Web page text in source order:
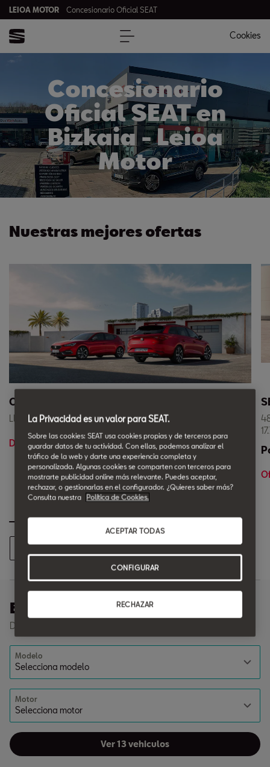
LEIOA MOTOR Concesionario Oficial SEAT
Cookies
Concesionario
Oficial SEAT en
Bizkaia - Leioa
Motor
Nuestras mejores ofertas
Ofertas Coches Nuevos en Stock
Llévate tu SEAT con entrega inmediata.
Descúbrelo en Leioa Motor
Ver todas las ofertas
Encuentra tu coche
Descubre nuestros vehículos disponibles en stock
Modelo
Motor
Ver 13 vehiculos
La Privacidad es un valor para SEAT.
Sobre las cookies: SEAT usa cookies propias y de terceros para
guardar datos de tu actividad. Con ellas, podemos analizar el
tráfico de la web y darte una experiencia completa y
personalizada. Algunas cookies se comparten con terceros para
mostrarte publicidad online más relevante. Puedes aceptar,
rechazar, o gestionarlas en el configurador. ¿Quieres saber más?
Consulta nuestra
Política de Cookies.
RECHAZAR
ACEPTAR TODAS
CONFIGURAR